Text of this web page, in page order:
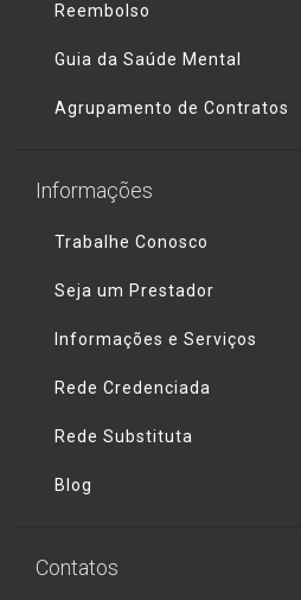
Reembolso
Guia da Saúde Mental
Agrupamento de Contratos
Informações
Trabalhe Conosco
Seja um Prestador
Informações e Serviços
Rede Credenciada
Rede Substituta
Blog
Contatos